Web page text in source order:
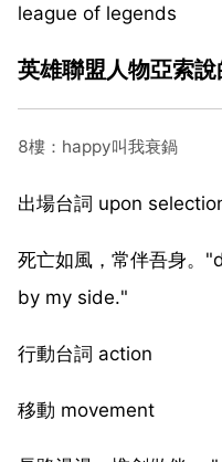
league of legends
英雄聯盟人物亞索說
8樓：happy叫我衰鍋
出場台詞 upon
死亡如風，常伴吾身
by my side."
行動台詞 action
移動 movement